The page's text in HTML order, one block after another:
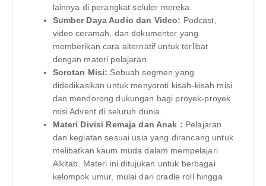
lainnya di perangkat seluler mereka.
Sumber Daya Audio dan Video: Podcast,
video ceramah, dan dokumenter yang
memberikan cara alternatif untuk terlibat
dengan materi pelajaran.
Sorotan Misi: Sebuah segmen yang
didedikasikan untuk menyoroti kisah-kisah misi
dan mendorong dukungan bagi proyek-proyek
misi Advent di seluruh dunia.
Materi Divisi Remaja dan Anak : Pelajaran
dan kegiatan sesuai usia yang dirancang untuk
melibatkan kaum muda dalam mempelajari
Alkitab. Materi ini ditujukan untuk berbagai
kelompok umur, mulai dari cradle roll hingga